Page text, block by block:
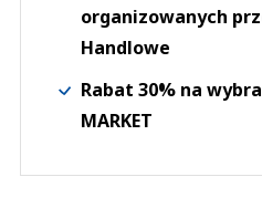
organizowanych
Handlowe
Rabat 30% na
MARKET